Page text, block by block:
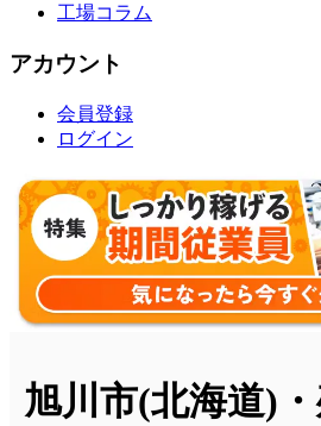
工場コラム
アカウント
会員登録
ログイン
旭川市(北海道)